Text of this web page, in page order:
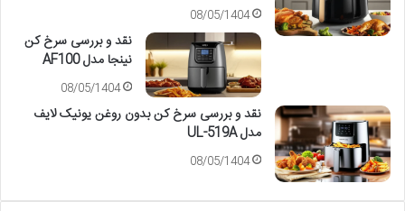
08/05/1404
نقد و بررسی سرخ کن
نینجا مدل AF100
08/05/1404
نقد و بررسی سرخ کن بدون روغن یونیک لایف
مدل UL-519A
08/05/1404